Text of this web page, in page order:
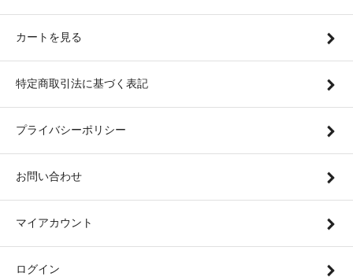
カートを見る
特定商取引法に基づく表記
プライバシーポリシー
お問い合わせ
マイアカウント
ログイン